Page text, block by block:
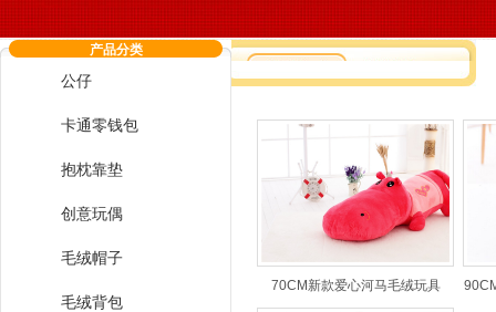
70CM新款爱心河马毛绒玩具
产品分类
公仔
卡通零钱包
抱枕靠垫
创意玩偶
毛绒帽子
毛绒背包